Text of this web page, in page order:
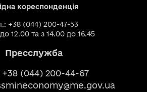
кореспонденція
+38 (044) 200-47-53
12.00 та з 14.00 до 16.45
Пресслужба
+38 (044) 200-44-67